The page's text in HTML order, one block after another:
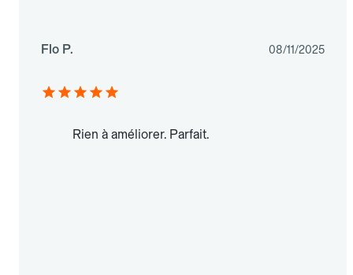
Flo P. 08/11/2025
Rien à améliorer. Parfait.